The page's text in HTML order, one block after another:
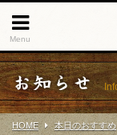
Menu
お知らせ
HOME 本日のおすすめ